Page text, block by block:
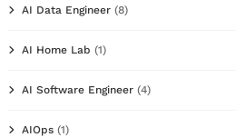
AI Data Engineer (8)
AI Home Lab (1)
AI Software Engineer (4)
AIOps (1)